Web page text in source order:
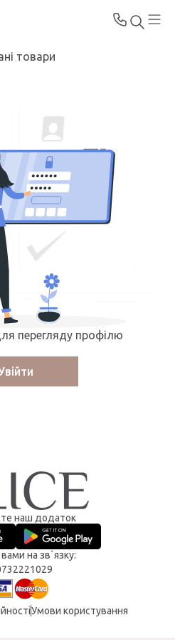
товари
перегляду профілю
наш додаток
на зв`язку:
Умови користування